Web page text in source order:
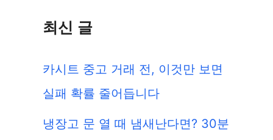
최신 글
카시트 중고 거래 전, 이것만 보면
실패 확률 줄어듭니다
냉장고 문 열 때 냄새난다면? 30분